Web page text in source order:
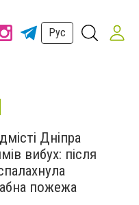
Рус
Дніпра
вибух: після
пожежа